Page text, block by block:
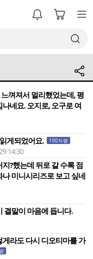
껴져서 멀리했었는데, 평
네요. 오지로, 오구로 여
게되었어요. 100자평
14:30
?했는데 뒤로 갈 수록 점
미니시리즈로 보고 싶네
결말이 마음에 듭니다.
라도 다시 디오티마를 가